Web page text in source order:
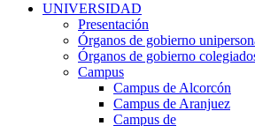
UNIVERSIDAD
Presentación
Órganos de gobierno
Órganos de gobierno
Campus
Campus de Alcorcón
Campus de Aranjuez
Campus de